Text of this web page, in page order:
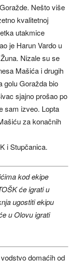
Nešto više
kvalitetnoj
utakmice
je Harun Vardo u
Nizale su se
Mašića i drugih
golu Goražda bio
sjajno prošao po
sam izveo. Lopta
za konačnih
i Stupčanica.
kod ekipe
će igrati u
ugostiti ekipu
u Olovu igrati
domaćih od